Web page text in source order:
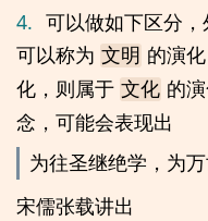
4. 可以做如下区分
可以称为 文明 的演
化，则属于 文化 的
念，可能会表现出
为往圣继绝学，为万
宋儒张载讲出